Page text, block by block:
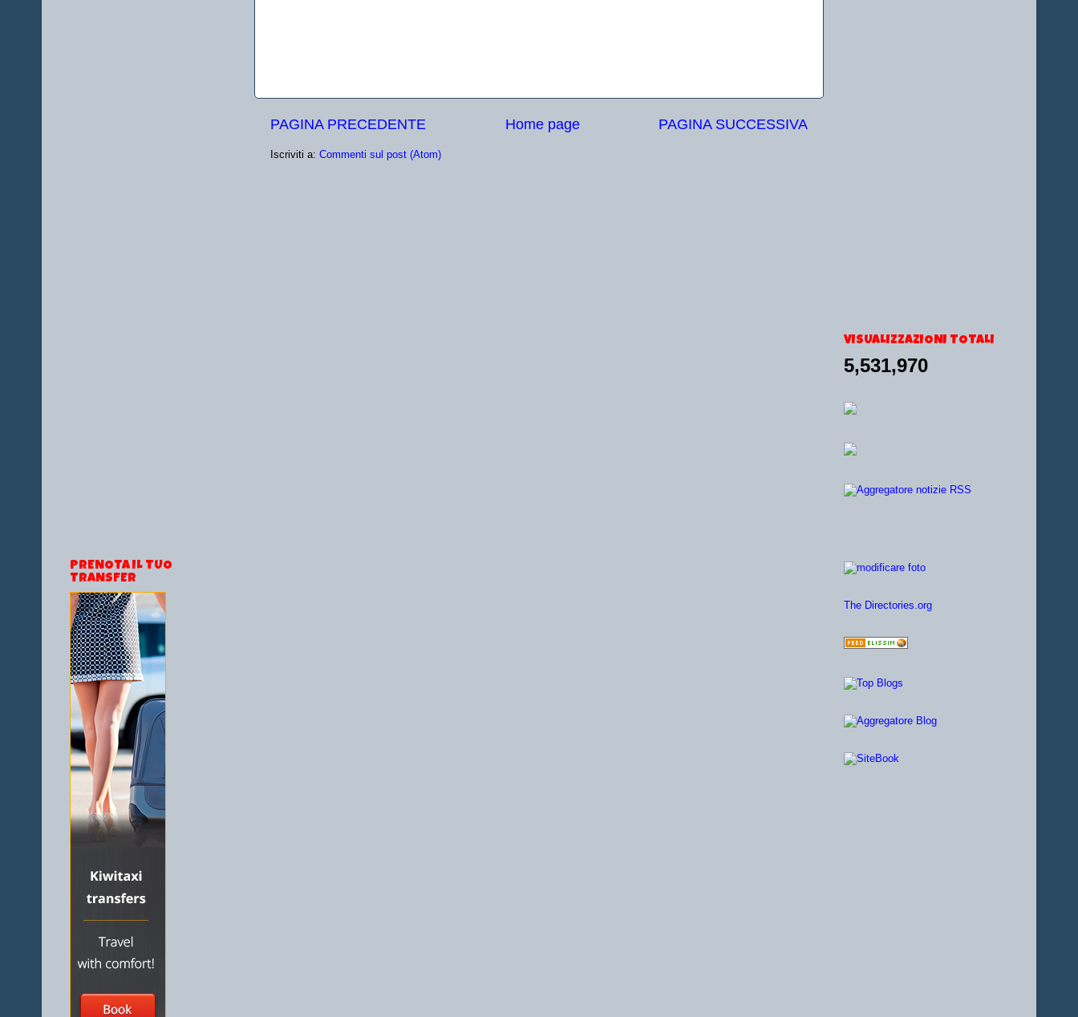
PAGINA PRECEDENTE PAGINA SUCCESSIVA
Home page
Iscriviti a: Commenti sul post (Atom)
PRENOTA IL TUO
TRANSFER
VISUALIZZAZIONI TOTALI
5,531,970
The Directories.org